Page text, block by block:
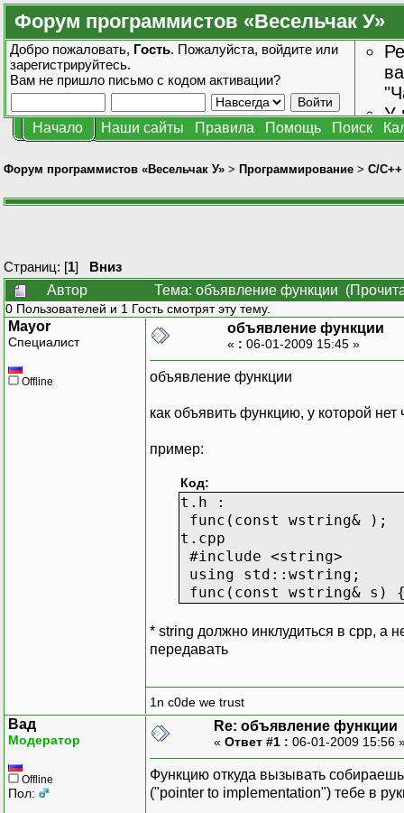
Форум программистов «Весельчак У»
Добро пожаловать, Гость. Пожалуйста, войдите или
зарегистрируйтесь.
Вам не пришло письмо с кодом активации?
У
Начало Наши сайты Правила Помощь Поиск
Форум программистов «Весельчак У» > Программирование > C/C++
Страниц: [1] Вниз
Автор
Тема: объявление функции
0 Пользователей и 1 Гость смотрят эту тему.
Mayor
Специалист
Offline
объявление функции
« : 06-01-2009 15:45 »
объявление функции
как объявить функцию, у которой
пример:
Код:
t.h :
func(const wstring& );
t.cpp
#include <string>
using std::wstring;
func(const wstring&
* string должно инклудиться в сpp, а
передавать
1n c0de we trust
Вад
Модератор
Offline
Пол:
Re: объявление функции
« Ответ #1 : 06-01-2009 15:56
Функцию откуда вызывать
("pointer to implementation") тебе в